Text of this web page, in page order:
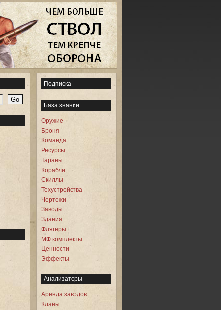
Подписка
База знаний
Оружие
Броня
Команда
Ресурсы
Тараны
Корабли
Скиллы
Техустройства
Чертежи
Заводы
Здания
Флягеры
МФ комплекты
Ценности
Эффекты
Анализаторы
Аренда заводов
Кланы